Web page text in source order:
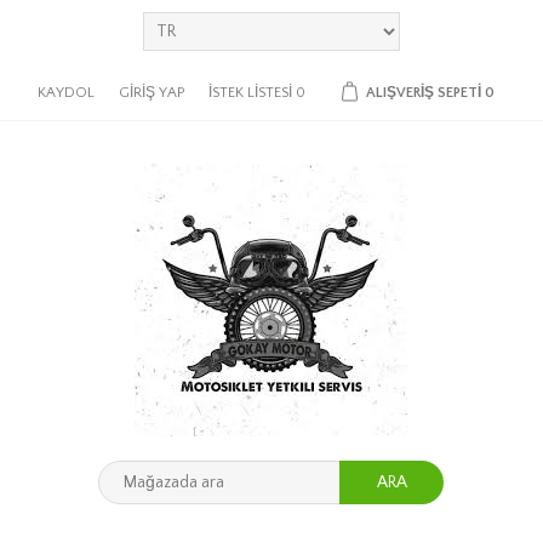
KAYDOL GIRIŞ YAP İSTEK LISTESI 0 ALIŞVERIŞ SEPETI 0
ARA